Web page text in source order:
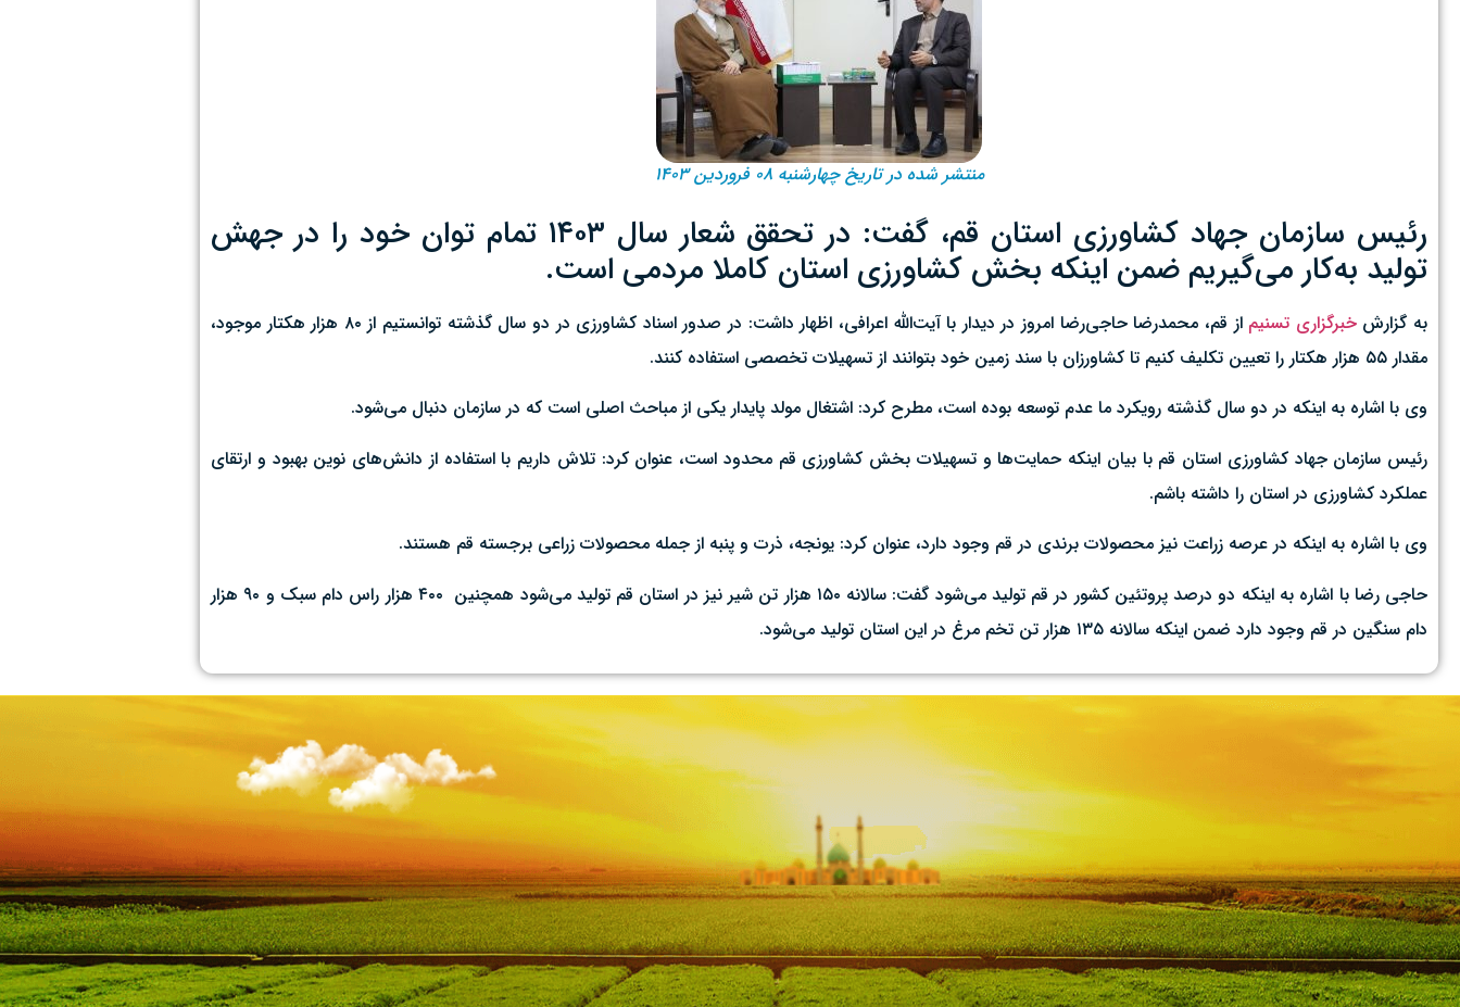
منتشر شده در تاریخ چهارشنبه ۰۸ فروردین ۱۴۰۳
رئیس سازمان جهاد کشاورزی استان قم، گفت: در تحقق شعار سال ۱۴۰۳ تمام توان خود را در جهش
تولید به‌کار می‌گیریم ضمن اینکه بخش کشاورزی استان کاملا مردمی است.
به گزارشخبرگزاری تسنیم
از قم، محمدرضا حاجی‌رضا امروز در دیدار با آیت‌الله اعرافی، اظهار داشت: در صدور اسناد کشاورزی در دو سال گذشته توانستیم از ۸۰ هزار هکتار موجود،
مقدار ۵۵ هزار هکتار را تعیین تکلیف کنیم تا کشاورزان با سند زمین خود بتوانند از تسهیلات تخصصی استفاده کنند.
وی با اشاره به اینکه در دو سال گذشته رویکرد ما عدم توسعه بوده است، مطرح کرد: اشتغال مولد پایدار یکی از مباحث اصلی است که در سازمان دنبال می‌شود.
رئیس سازمان جهاد کشاورزی استان قم با بیان اینکه حمایت‌ها و تسهیلات بخش کشاورزی قم محدود است، عنوان کرد: تلاش داریم با استفاده از دانش‌های نوین بهبود و ارتقای
عملکرد کشاورزی در استان را داشته باشم.
وی با اشاره به اینکه در عرصه زراعت نیز محصولات برندی در قم وجود دارد، عنوان کرد: یونجه، ذرت و پنبه از جمله محصولات زراعی برجسته قم هستند.
حاجی رضا با اشاره به اینکه دو درصد پروتئین کشور در قم تولید می‌شود گفت: سالانه ۱۵۰ هزار تن شیر نیز در استان قم تولید می‌شود همچنین ۴۰۰ هزار راس دام سبک و ۹۰ هزار
دام سنگین در قم وجود دارد ضمن اینکه سالانه ۱۳۵ هزار تن تخم مرغ در این استان تولید می‌شود.